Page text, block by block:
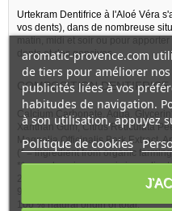
Urtekram Dentifrice à l'Aloé Véra
vos dents), dans de nombreuse
matin, midi et soir ou pour
dents et des gencives.
COMPOSITION
Calcium Carbonate, Aqua,
Xanthan Gum, Citrus Reticulata
Magnolia Officinalis Bark Extract,
(* = ingredient from organic
** = made using organic
25 % organic of total.
91 % organic of total minus water
100 % natural origin of total.
aromatic-provence.com
de tiers pour améliorer
publicités liées à vos
habitudes de navigation.
à son utilisation, appuyez
Politique de cookies